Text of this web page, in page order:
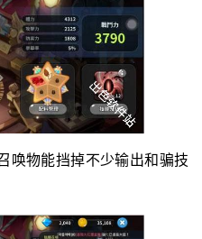
唤物能挡掉不少输出和骗技